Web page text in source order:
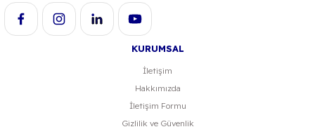
Gönder
KURUMSAL
İletişim
Hakkımızda
İletişim Formu
Gizlilik ve Güvenlik